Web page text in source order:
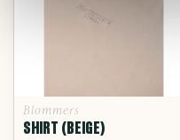
Blommers
SHIRT (BEIGE)